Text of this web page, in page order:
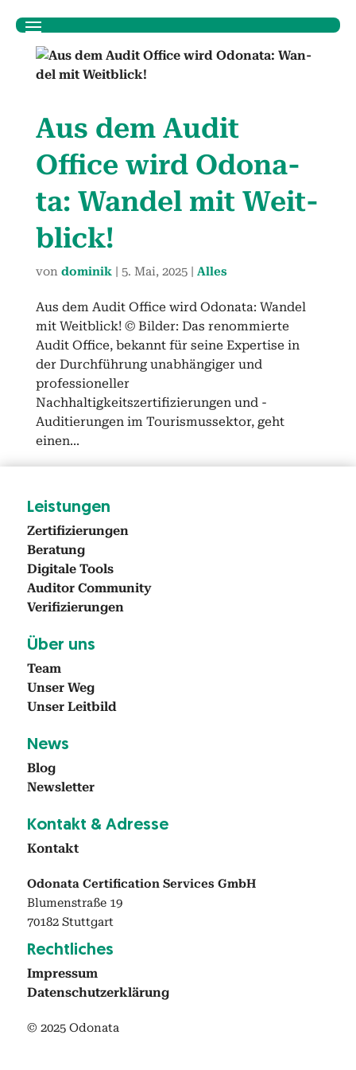
Aus dem Audit
Office wird Odona­
ta: Wan­del mit Weit­
blick!
von dominik| 5. Mai, 2025| Alles
Aus dem Audit Office wird Odonata: Wandel
mit Weitblick! © Bilder: Das renommierte
Audit Office, bekannt für seine Expertise in
der Durchführung unabhängiger und
professioneller
Nachhaltigkeitszertifizierungen und -
Auditierungen im Tourismussektor, geht
einen...
Leis­tun­gen
Zer­ti­fizierun­gen
Beratung
Dig­i­tale Tools
Audi­tor Com­mu­ni­ty
Ver­i­fizierun­gen
Über uns
Team
Unser Weg
Unser Leit­bild
News
Blog
Newslet­ter
Kon­takt & Adresse
Kon­takt
Odonata Certification Services GmbH
Blumenstraße 19
70182 Stuttgart
Rechtlich­es
Impres­sum
Daten­schutzerk­lärung
© 2025 Odonata